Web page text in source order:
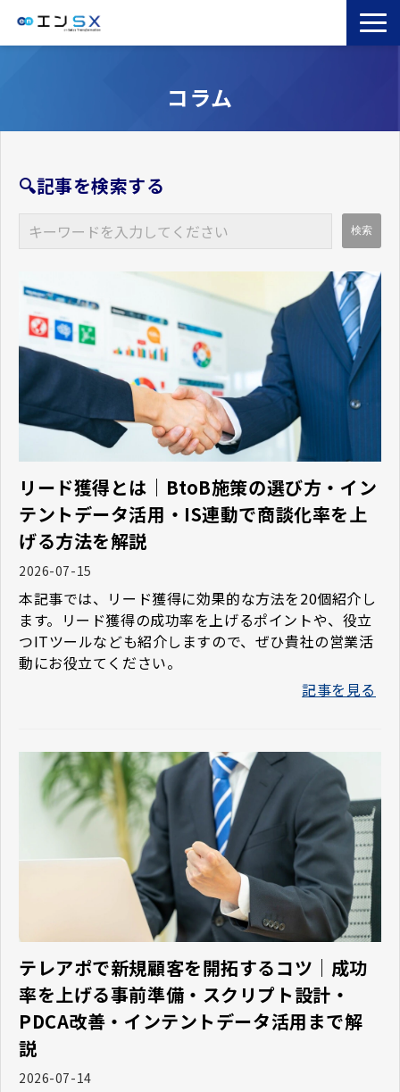
エンSXとは
お役立ちブログ
セミナー
コラム
コラム
🔍記事を検索する
リード獲得とは｜BtoB施策の選び方・イン
テントデータ活用・IS連動で商談化率を上
げる方法を解説
2026-07-15
本記事では、リード獲得に効果的な方法を20個紹介し
ます。リード獲得の成功率を上げるポイントや、役立
つITツールなども紹介しますので、ぜひ貴社の営業活
動にお役立てください。
記事を見る
テレアポで新規顧客を開拓するコツ｜成功
率を上げる事前準備・スクリプト設計・
PDCA改善・インテントデータ活用まで解
説
2026-07-14